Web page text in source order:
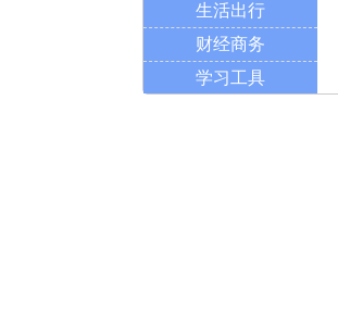
生活出行
财经商务
学习工具